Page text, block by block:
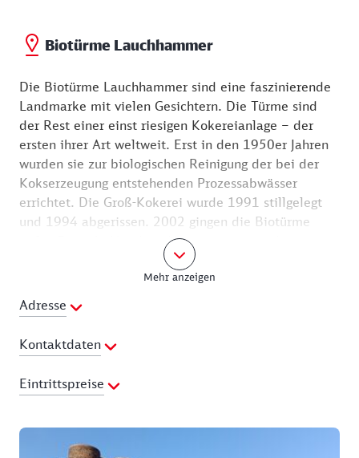
Biotürme Lauchhammer
Die Biotürme Lauchhammer sind eine faszinierende
Landmarke mit vielen Gesichtern. Die Türme sind
der Rest einer einst riesigen Kokereianlage – der
ersten ihrer Art weltweit. Erst in den 1950er Jahren
wurden sie zur biologischen Reinigung der bei der
Kokserzeugung entstehenden Prozessabwässer
errichtet. Die Groß-Kokerei wurde 1991 stillgelegt
und 1994 abgerissen. 2002 gingen die Biotürme
außer Betrieb. Vor dem Abriss gerettet und saniert,
werden hier Geschichte und Geschichten aus der
Energieindustrie der Niederlausitz präsentiert. Es
wurde Braunkohle zu Hochtemperaturkoks
verarbeitet, mit dem Eisen geschmolzen werden
kann. Heute dient das einmalige Ensemble mit
seiner markanten Ästhetik auch als Ausstellungsort
und manchmal als Event-Location.
ein Audioguide über die Biotürme Lauchhammer
angehört werden. Abrufbar ist dieser über das
Mehr anzeigen
Adresse
Kontaktdaten
Ansprechpartner:
Telefon:03574-860166
lauchhammer.de
Eintrittspreise
Erwachsene: 8,00 € Biotürme und